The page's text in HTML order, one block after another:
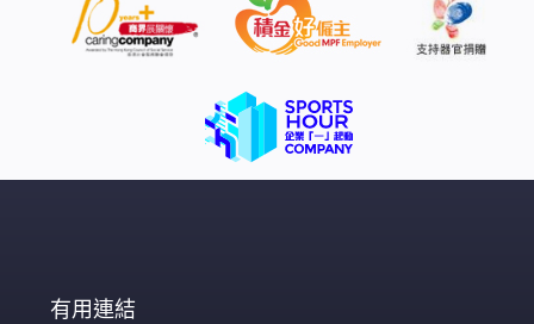
有用連結